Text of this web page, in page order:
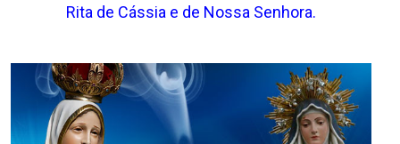
Rita de Cássia e de Nossa Senhora.